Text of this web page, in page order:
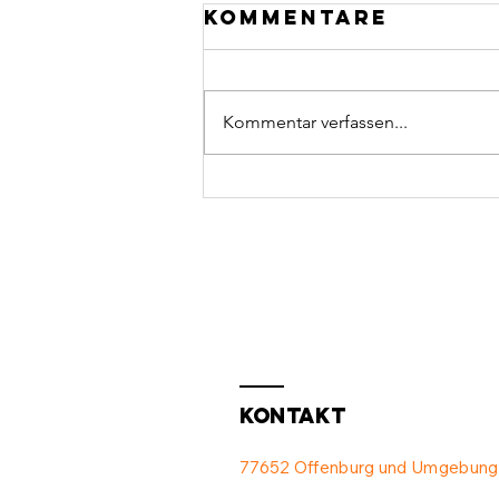
Neuer Laptop &
Kommentare
Kommentar verfassen...
Kontakt
77652 Offenburg und Umgebung